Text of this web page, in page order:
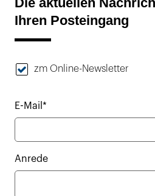
Ihren Posteingang
zm Online-Newsletter
E-Mail*
Anrede